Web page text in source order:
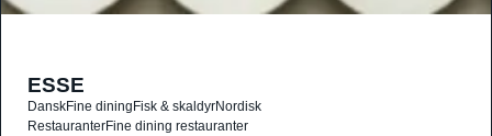
ESSE
DanskFine diningFisk & skaldyrNordisk
RestauranterFine dining restauranter